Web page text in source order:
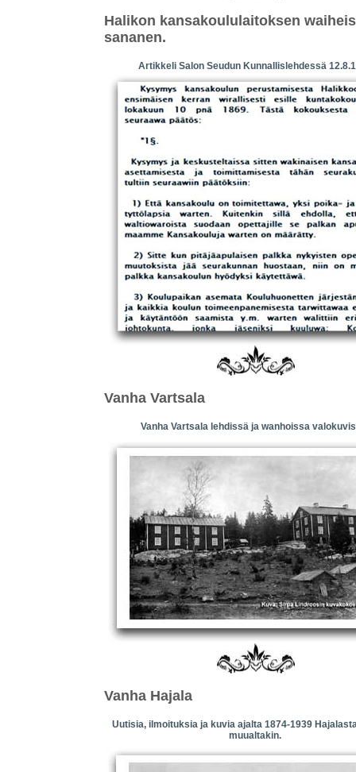
Halikon kansakoululaitoksen
sananen.
Artikkeli Salon Seudun Kunnallislehdessä
Vanha Vartsala
Vanha Vartsala lehdissä ja wanhoissa
Vanha Hajala
Uutisia, ilmoituksia ja kuvia ajalta 1874-1939
muualtakin.